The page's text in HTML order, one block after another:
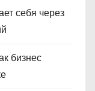
себя через
бизнес